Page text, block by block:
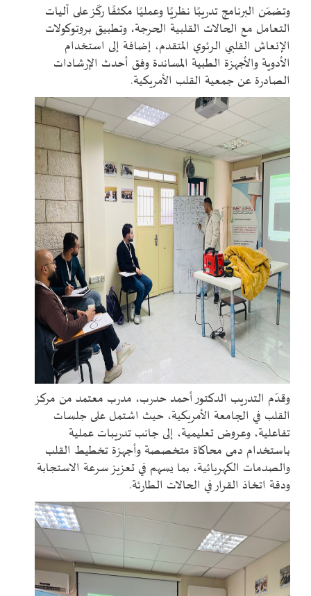
وتضمّن البرنامج تدريبًا نظريًا وعمليًا مكثفًا ركّز على آليات
التعامل مع الحالات القلبية الحرجة، وتطبيق بروتوكولات
الإنعاش القلبي الرئوي المتقدم، إضافة إلى استخدام
الأدوية والأجهزة الطبية المساندة وفق أحدث الإرشادات
الصادرة عن جمعية القلب الأمريكية.
وقدّم التدريب الدكتور أحمد حدرب، مدرب معتمد من مركز
القلب في الجامعة الأمريكية، حيث اشتمل على جلسات
تفاعلية، وعروض تعليمية، إلى جانب تدريبات عملية
باستخدام دمى محاكاة متخصصة وأجهزة تخطيط القلب
والصدمات الكهربائية، بما يسهم في تعزيز سرعة الاستجابة
ودقة اتخاذ القرار في الحالات الطارئة.